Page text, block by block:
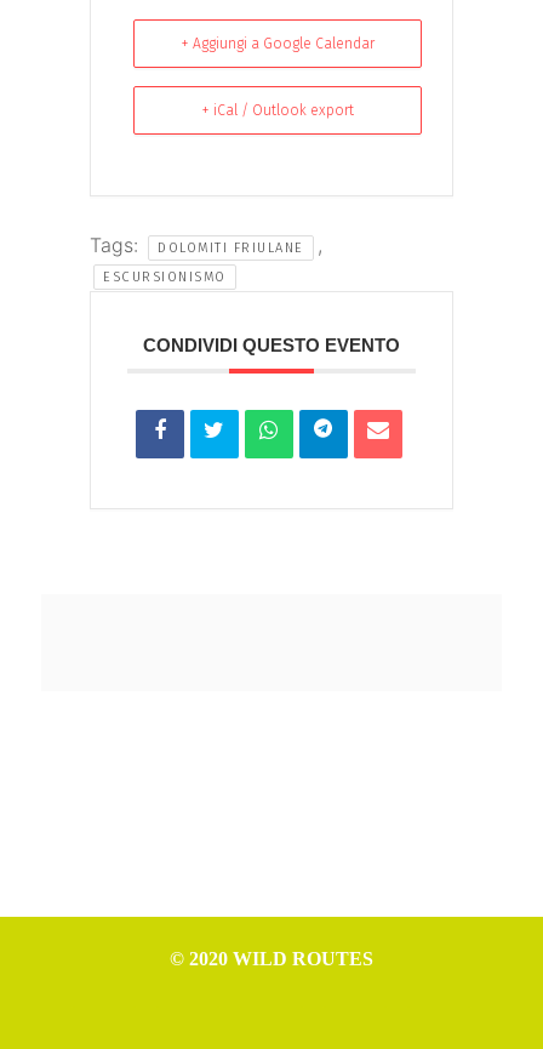
+ Aggiungi a Google Calendar
+ iCal / Outlook export
Tags: DOLOMITI FRIULANE ,
ESCURSIONISMO
CONDIVIDI QUESTO EVENTO
© 2020 WILD ROUTES